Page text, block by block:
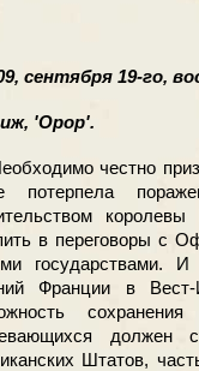
сентября 19-го,
'Орор'.
честно
потерпела
в переговоры с
государствами.
Франции в
должен
Штатов,